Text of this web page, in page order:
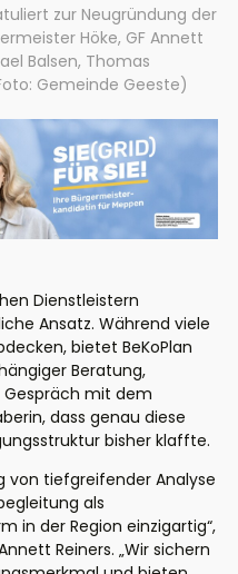
zur Neugründung der
Höke, GF Annett
Balsen, Thomas
Gemeinde Geeste)
Dienstleistern
Ansatz. Während viele
bietet BeKoPlan
Beratung,
Gespräch mit dem
dass genau diese
bisher klaffte.
von tiefgreifender Analyse
als
in der Region einzigartig“,
Reiners. „Wir sichern